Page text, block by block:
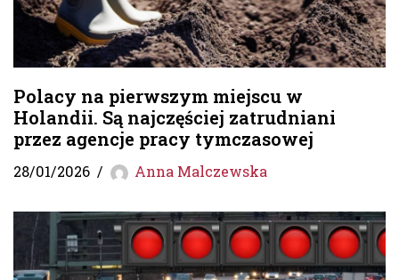
Polacy na pierwszym miejscu w
Holandii. Są najczęściej zatrudniani
przez agencje pracy tymczasowej
28/01/2026 Anna Malczewska